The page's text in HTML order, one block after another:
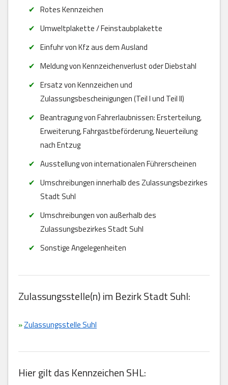
Rotes Kennzeichen
Umweltplakette / Feinstaubplakette
Einfuhr von Kfz aus dem Ausland
Meldung von Kennzeichenverlust oder Diebstahl
Ersatz von Kennzeichen und
Zulassungsbescheinigungen (Teil I und Teil II)
Beantragung von Fahrerlaubnissen: Ersterteilung,
Erweiterung, Fahrgastbeförderung, Neuerteilung
nach Entzug
Ausstellung von internationalen Führerscheinen
Umschreibungen innerhalb des Zulassungsbezirkes
Stadt Suhl
Umschreibungen von außerhalb des
Zulassungsbezirkes Stadt Suhl
Sonstige Angelegenheiten
Zulassungsstelle(n) im Bezirk Stadt Suhl:
»Zulassungsstelle Suhl
Hier gilt das Kennzeichen SHL: